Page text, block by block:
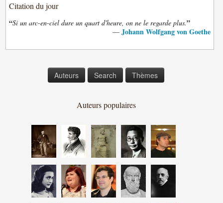
Citation du jour
“Si un arc-en-ciel dure un quart d'heure, on ne le regarde plus.”
— Johann Wolfgang von Goethe
Auteurs Search Thèmes
Auteurs populaires